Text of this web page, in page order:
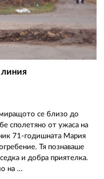
линия
се близо до
сполетяно от ужаса на
71-гoдишната Мария
Тя познаваше
и добра приятелка.
на ...